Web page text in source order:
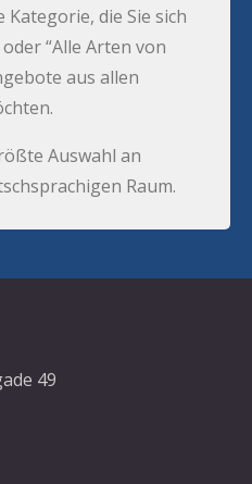
Kategorie, die Sie sich
“Alle Arten von
aus allen
Auswahl an
Raum.
49